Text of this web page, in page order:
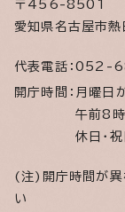
〒456-8501
愛知県名古屋市
代表電話： 052-
開庁時間： 月曜日
午前8
休日・
(注)開庁時間が異
い